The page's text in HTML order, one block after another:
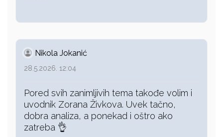
Nikola Jokanić
28.5.2026. 12:04
Pored svih zanimljivih tema takođe volim i
uvodnik Zorana Živkova. Uvek tačno,
dobra analiza, a ponekad i oštro ako
zatreba 👌